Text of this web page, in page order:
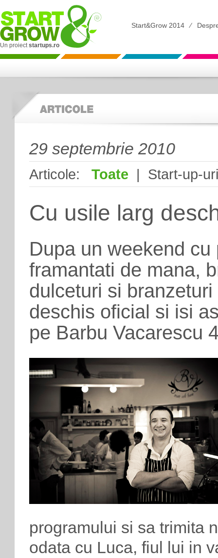
Un proiectstartups.ro
Start&Grow 2014 ⁄
29 septembrie 2010
Articole: Toate | Start-up-
Cu usile larg
Dupa un weekend
framantati de mana,
dulceturi si
deschis oficial si isi
pe Barbu Vacarescu
programului si sa trimita
odata cu Luca, fiul lui in